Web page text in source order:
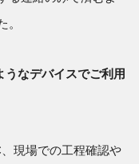
。
なデバイスでご利用
現場での工程確認や